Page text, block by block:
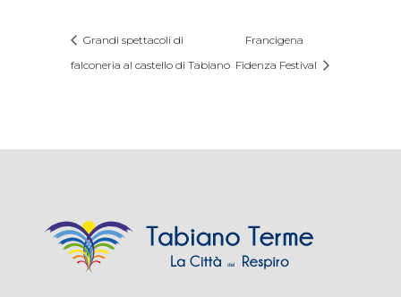
Grandi spettacoli di
falconeria al castello di Tabiano
Francigena
Fidenza Festival